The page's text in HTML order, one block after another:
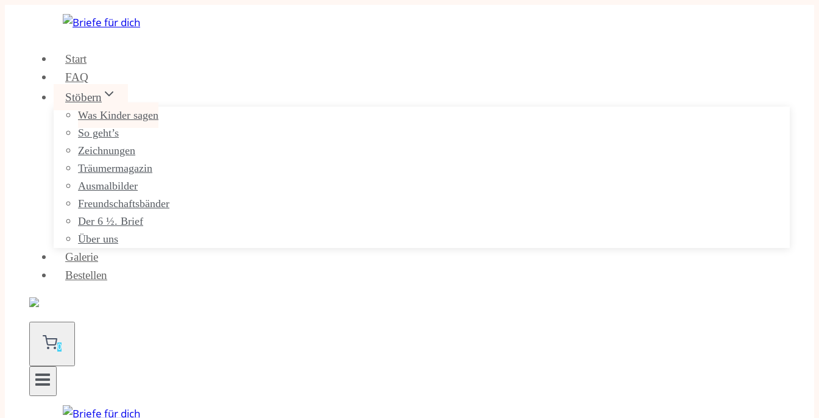
Start
FAQ
Stöbern
Was Kinder sagen
So geht’s
Zeichnungen
Träumermagazin
Ausmalbilder
Freundschaftsbänder
Der 6 ½. Brief
Über uns
Galerie
Bestellen
0